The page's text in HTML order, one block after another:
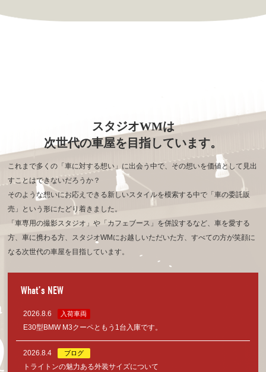
スタジオWMは
次世代の車屋を目指しています。
これまで多くの「車に対する想い」に出会う中で、その想いを価値として見出
すことはできないだろうか？
そのような想いにお応えできる新しいスタイルを模索する中で「車の委託販
売」という形にたどり着きました。
「車専用の撮影スタジオ」や「カフェブース」を併設するなど、車を愛する
方、車に携わる方、 スタジオWMにお越しいただいた方、すべての方が笑顔に
なる次世代の車屋を目指しています。
What’s NEW
2026.8.6 入荷車両
E30型BMW M3クーペともう1台入庫です。
2026.8.4 ブログ
トライトンの魅力ある外装サイズについて